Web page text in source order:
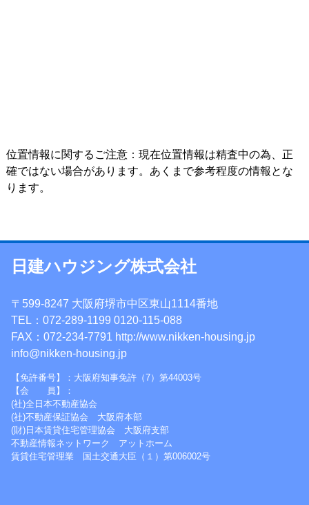
位置情報に関するご注意：現在位置情報は精査中の為、正
確ではない場合があります。あくまで参考程度の情報とな
ります。
日建ハウジング株式会社
〒599-8247 大阪府堺市中区東山1114番地
TEL：072-289-1199 0120-115-088
FAX：072-234-7791 http://www.nikken-housing.jp
info@nikken-housing.jp
【免許番号】：大阪府知事免許（7）第44003号
【会 員】：
(社)全日本不動産協会
(社)不動産保証協会 大阪府本部
(財)日本賃貸住宅管理協会 大阪府支部
不動産情報ネットワーク アットホーム
賃貸住宅管理業 国土交通大臣（１）第006002号